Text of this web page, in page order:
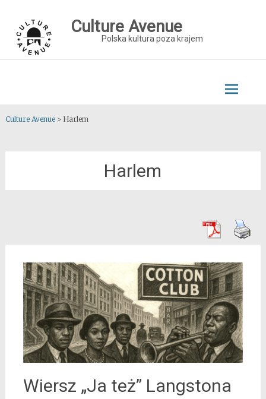
content
Culture Avenue
Polska kultura poza krajem
Culture Avenue> Harlem
Harlem
Wiersz „Ja też” Langstona